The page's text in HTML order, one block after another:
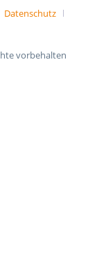
Datenschutz
vorbehalten